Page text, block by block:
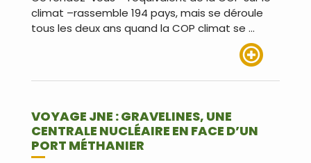
climat –rassemble 194 pays, mais se déroule
tous les deux ans quand la COP climat se …
VOYAGE JNE : GRAVELINES, UNE
CENTRALE NUCLÉAIRE EN FACE D’UN
PORT MÉTHANIER